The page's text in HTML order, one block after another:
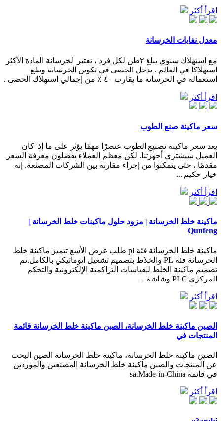
اقرأ أكثر
معدل نفايات الخرسانة
مع استهلاك سنوي يبلغ ٢طن لكل فرد ، تعتبر الخرسانة المادة الأكثر
استهلاكا في العالم . يدخل الحصى في تكوين الخرسانة ويبلغ
استعماله في الخرسانة ما يقارب ٤٠ ٪ من إجمالي استهلاك الحصى .
اقرأ أكثر
سعر ماكينة صنع الطوب
يعد سعر ماكينة تصنيع الطوب عنصرًا مهمًا يؤثر على ما إذا كان
العميل سيشتري أجهزتنا. لكن معظم العملاء يفضلون معرفة السعر
مقدمًا ، حتى يتمكنوا من إجراء مقارنة بين الشركات المصنعة. إنه
خيار حكيم ...
اقرأ أكثر
ماكينة خلط الخرسانة | مزود حلول ماكينات خلط الخرسانة |
Qunfeng
ماكينة خلط الخرسانة فئة pl طلب عرض الأسع تتميز ماكينة خلط
الخرسانة فئة PL والخلاط بتصميم تشغيل أتوماتيكي بالكامل.تم
تصميم ماكينة الخلط للقياسات التراكمية الإلكترونية والتحكم
المركزي PLC وشاشة ...
اقرأ أكثر
الصين ماكينة خلط الخرسانة، الصين ماكينة خلط الخرسانة قائمة
المنتجات في
الصين ماكينة خلط الخرسانة، ماكينة خلط الخرسانة الصين البحث
عن المنتجات والصين ماكينة خلط الخرسانة المصنعين والموردين
في قائمة sa.Made-in-China
اقرأ أكثر